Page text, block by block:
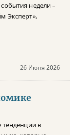
недели –
Эксперт»,
26 Июня 2026
тенденции в